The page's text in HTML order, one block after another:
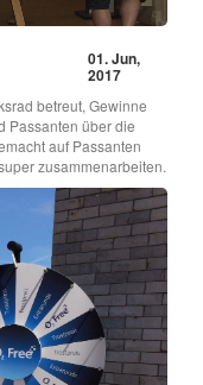
01. Jun,
2017
betreut, Gewinne
Passanten über die
auf Passanten
zusammenarbeiten.